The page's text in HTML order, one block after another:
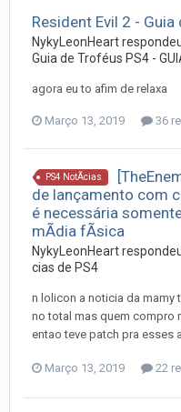
Resident Evil 2 -
NykyLeonHeart
Guia de Troféus PS4 -
agora eu to afim de relaxa
Março 13, 2019 36
PS4 NotÃ­cias
de lançamento com
é necessária
mÃ­dia fÃ­sica
NykyLeonHeart
cias de PS4
n lolicon a noticia da mamy
no total mas quem compro
entao teve patch pra esses
Março 13, 2019 22